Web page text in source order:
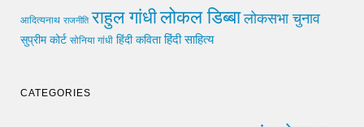
आदित्यनाथ राजनीति राहुल गांधीलोकल डिब्बा लोकसभा चुनाव
सुप्रीम कोर्ट सोनिया गांधी हिंदी कविता हिंदी साहित्य
CATEGORIES